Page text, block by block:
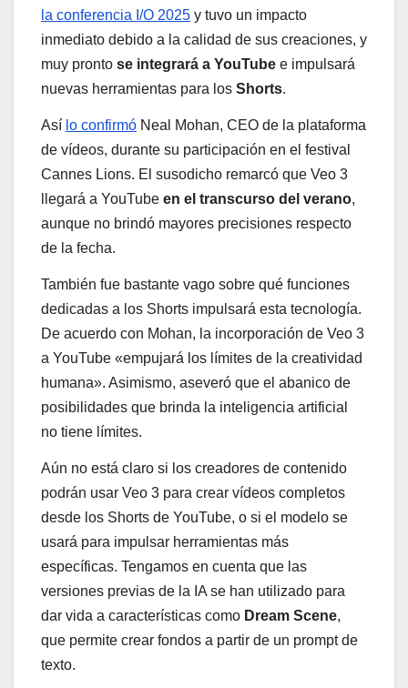
la conferencia I/O 2025 y tuvo un impacto
inmediato debido a la calidad de sus creaciones, y
muy pronto se integrará a YouTube e impulsará
nuevas herramientas para los Shorts.
Así lo confirmó Neal Mohan, CEO de la plataforma
de vídeos, durante su participación en el festival
Cannes Lions. El susodicho remarcó que Veo 3
llegará a YouTube en el transcurso del verano,
aunque no brindó mayores precisiones respecto
de la fecha.
También fue bastante vago sobre qué funciones
dedicadas a los Shorts impulsará esta tecnología.
De acuerdo con Mohan, la incorporación de Veo 3
a YouTube «empujará los límites de la creatividad
humana». Asimismo, aseveró que el abanico de
posibilidades que brinda la inteligencia artificial
no tiene límites.
Aún no está claro si los creadores de contenido
podrán usar Veo 3 para crear vídeos completos
desde los Shorts de YouTube, o si el modelo se
usará para impulsar herramientas más
específicas. Tengamos en cuenta que las
versiones previas de la IA se han utilizado para
dar vida a características como Dream Scene,
que permite crear fondos a partir de un prompt de
texto.